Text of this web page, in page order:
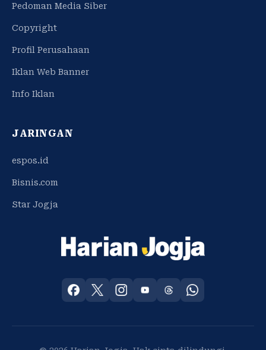
Pedoman Media Siber
Copyright
Profil Perusahaan
Iklan Web Banner
Info Iklan
JARINGAN
espos.id
Bisnis.com
Star Jogja